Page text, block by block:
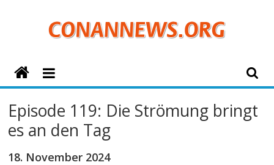
ConanNews.org
Conan
News
Episode 119: Die Strömung bringt
es an den Tag
18. November 2024